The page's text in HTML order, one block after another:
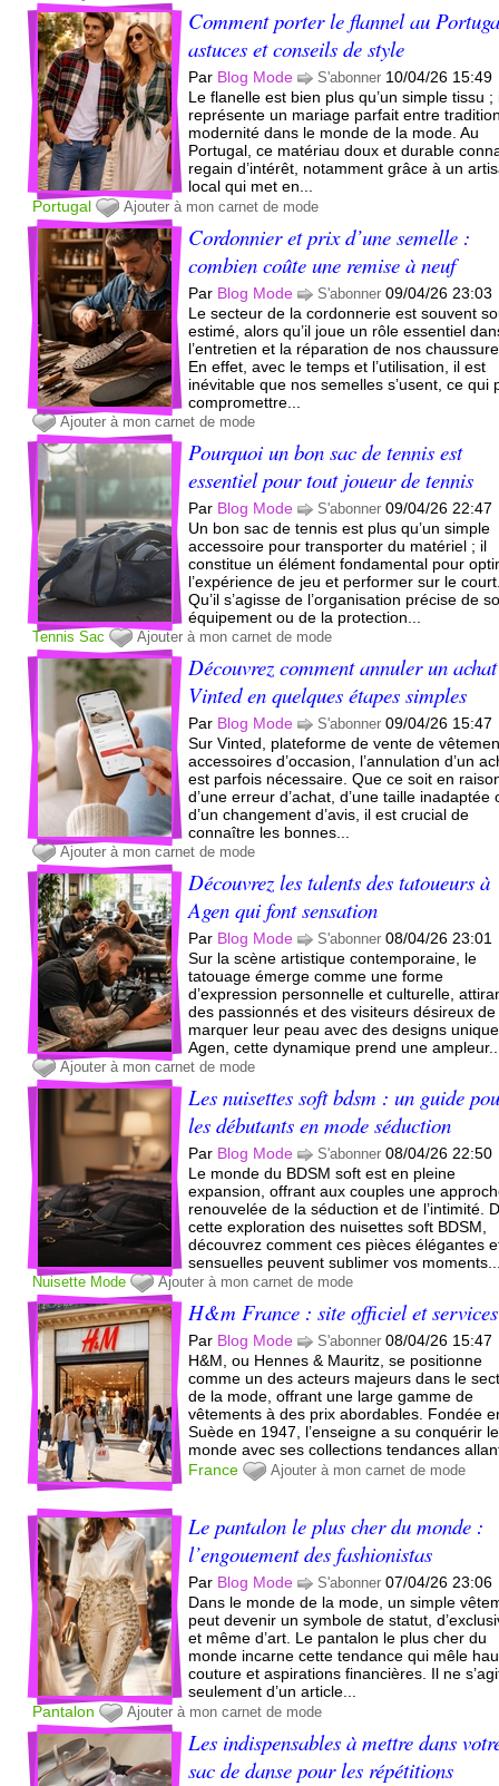
Comment porter le flannel au
astuces et conseils de style
Par Blog Mode S'abonner 10/04/26 15:49
Le flanelle est bien plus qu’un simple tissu ;
représente un mariage parfait entre
modernité dans le monde de la mode. Au
Portugal, ce matériau doux et durable
regain d’intérêt, notamment grâce à un
local qui met en...
Portugal
Ajouter à mon carnet de mode
Cordonnier et prix d’une semelle :
combien coûte une remise à neuf
Par Blog Mode S'abonner 09/04/26 23:03
Le secteur de la cordonnerie est souvent
estimé, alors qu’il joue un rôle essentiel
l’entretien et la réparation de nos
En effet, avec le temps et l’utilisation, il est
inévitable que nos semelles s’usent, ce qui
compromettre...
Ajouter à mon carnet de mode
Pourquoi un bon sac de tennis est
essentiel pour tout joueur de tennis
Par Blog Mode S'abonner 09/04/26 22:47
Un bon sac de tennis est plus qu’un simple
accessoire pour transporter du matériel ; il
constitue un élément fondamental pour
l’expérience de jeu et performer sur le
Qu’il s’agisse de l’organisation précise de
équipement ou de la protection...
Tennis Sac Ajouter à mon carnet de mode
Découvrez comment annuler un
Vinted en quelques étapes simples
Par Blog Mode S'abonner 09/04/26 15:47
Sur Vinted, plateforme de vente de
accessoires d’occasion, l’annulation d’un
est parfois nécessaire. Que ce soit en
d’une erreur d’achat, d’une taille inadaptée
d’un changement d’avis, il est crucial de
connaître les bonnes...
Ajouter à mon carnet de mode
Découvrez les talents des tatoueurs à
Agen qui font sensation
Par Blog Mode S'abonner 08/04/26 23:01
Sur la scène artistique contemporaine, le
tatouage émerge comme une forme
d’expression personnelle et culturelle,
des passionnés et des visiteurs désireux de
marquer leur peau avec des designs
Agen, cette dynamique prend une
Ajouter à mon carnet de mode
Les nuisettes soft bdsm : un guide
les débutants en mode séduction
Par Blog Mode S'abonner 08/04/26 22:50
Le monde du BDSM soft est en pleine
expansion, offrant aux couples une
renouvelée de la séduction et de l’intimité.
cette exploration des nuisettes soft BDSM,
découvrez comment ces pièces élégantes
sensuelles peuvent sublimer vos
Nuisette Mode Ajouter à mon carnet de mode
H&m France : site officiel et services
Par Blog Mode S'abonner 08/04/26 15:47
H&M, ou Hennes & Mauritz, se positionne
comme un des acteurs majeurs dans le
de la mode, offrant une large gamme de
vêtements à des prix abordables. Fondée
Suède en 1947, l’enseigne a su conquérir le
monde avec ses collections tendances
France
Ajouter à mon carnet de mode
Le pantalon le plus cher du monde :
l’engouement des fashionistas
Par Blog Mode S'abonner 07/04/26 23:06
Dans le monde de la mode, un simple
peut devenir un symbole de statut,
et même d’art. Le pantalon le plus cher du
monde incarne cette tendance qui mêle
couture et aspirations financières. Il ne
seulement d’un article...
Pantalon
Ajouter à mon carnet de mode
Les indispensables à mettre dans
sac de danse pour les répétitions